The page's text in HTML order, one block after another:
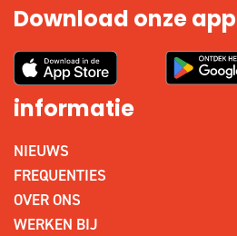
Download onze app
informatie
NIEUWS
FREQUENTIES
OVER ONS
WERKEN BIJ